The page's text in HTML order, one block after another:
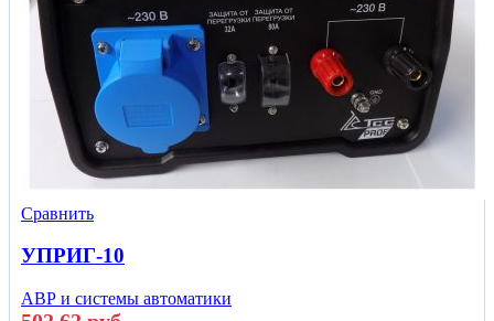
Сравнить
УПРИГ-10
АВР и системы автоматики